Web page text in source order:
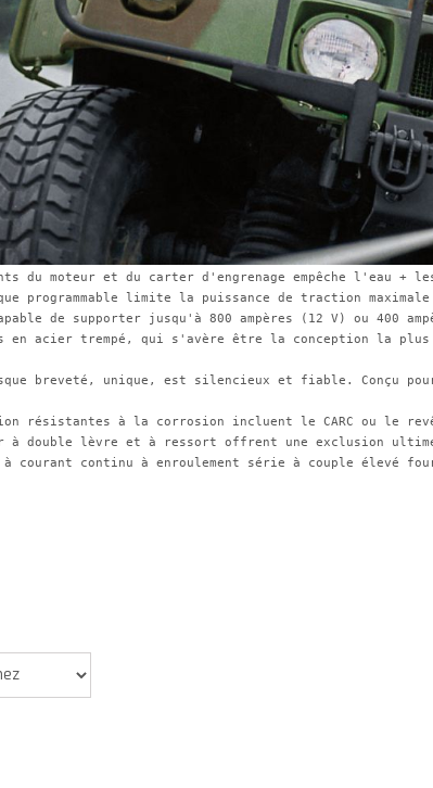
du moteur et du carter d'engrenage empêche l'eau +
programmable limite la puissance de traction maximale
de supporter jusqu'à 800 ampères (12 V) ou 400
en acier trempé, qui s'avère être la conception la
breveté, unique, est silencieux et fiable. Conçu
résistantes à la corrosion incluent le CARC ou le
à double lèvre et à ressort offrent une exclusion
courant continu à enroulement série à couple élevé